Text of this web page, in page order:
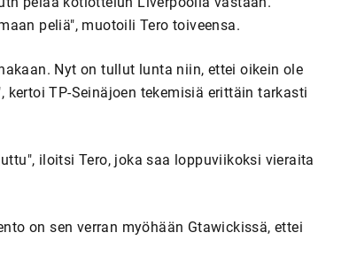
peliä", muotoili Tero toiveensa.
Nyt on tullut lunta niin, ettei oikein ole
TP-Seinäjoen tekemisiä erittäin tarkasti
iloitsi Tero, joka saa loppuviikoksi vieraita
on sen verran myöhään Gtawickissä, ettei